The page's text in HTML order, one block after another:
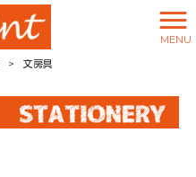
MENU
> 文房具